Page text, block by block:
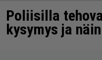
Poliisilla
kysymys ja